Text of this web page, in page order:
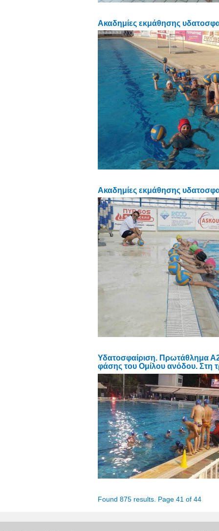
Ακαδημίες εκμάθησης
Ακαδημίες εκμάθησης
Υδατοσφαίριση. Πρωτάθλημα
φάσης του Ομίλου ανόδου. Στη
Found 875 results. Page 41 of 44